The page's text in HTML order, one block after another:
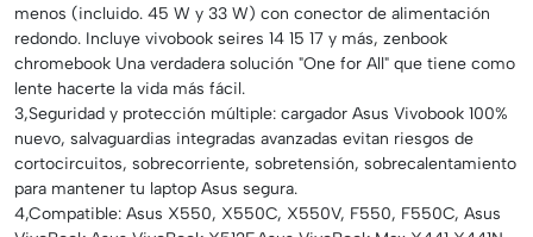
menos (incluido. 45 W y 33 W) con conector de alimentación
redondo. Incluye vivobook seires 14 15 17 y más, zenbook
chromebook Una verdadera solución "One for All" que tiene como
lente hacerte la vida más fácil.
3,Seguridad y protección múltiple: cargador Asus Vivobook 100%
nuevo, salvaguardias integradas avanzadas evitan riesgos de
cortocircuitos, sobrecorriente, sobretensión, sobrecalentamiento
para mantener tu laptop Asus segura.
4,Compatible: Asus X550, X550C, X550V, F550, F550C, Asus